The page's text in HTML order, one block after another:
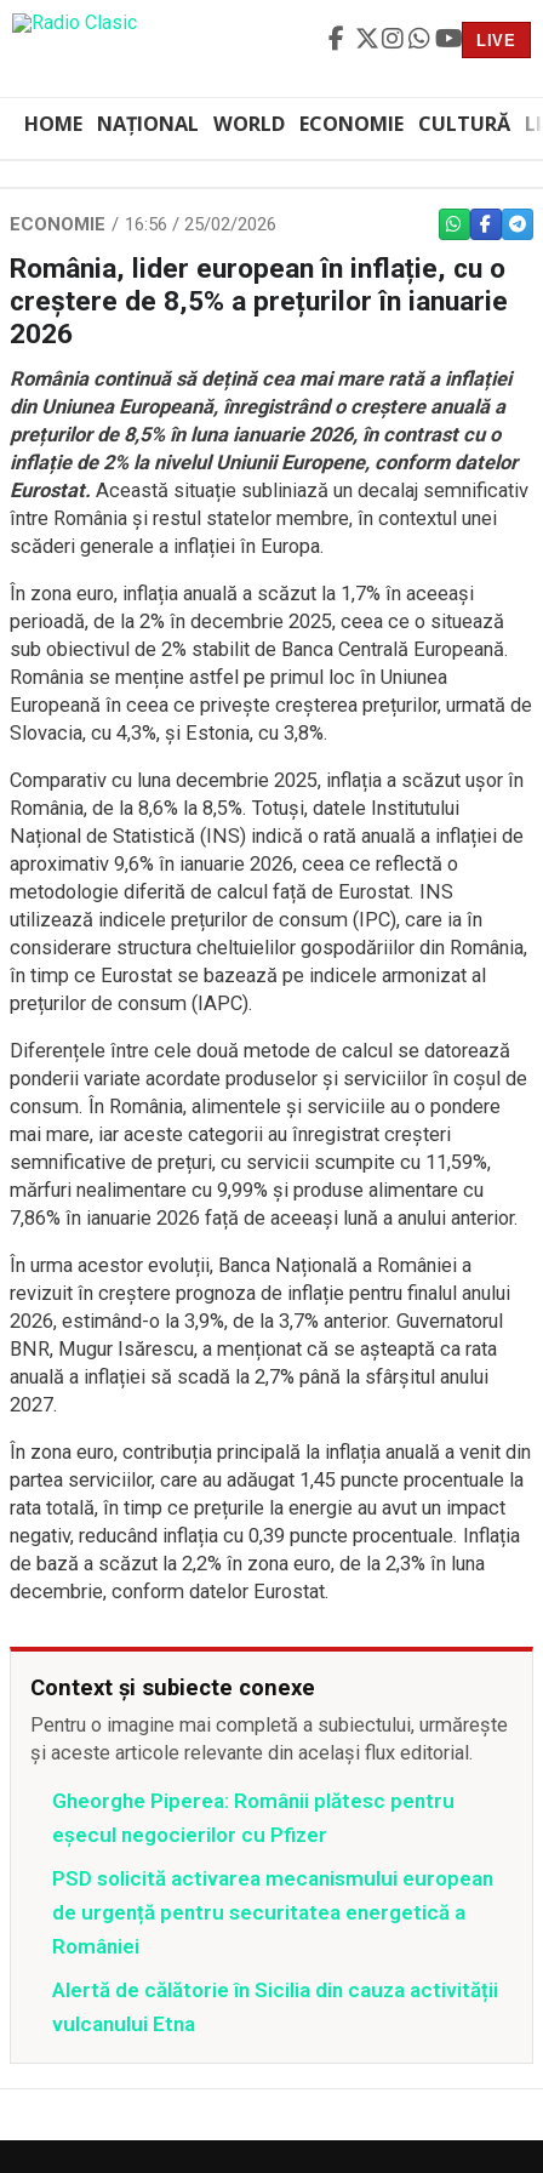
LIVE
HOME NAȚIONAL WORLD ECONOMIE CULTURĂ
ECONOMIE 16:56 / 25/02/2026 WHATSAPP
România, lider european în inflație, cu o
creștere de 8,5% a prețurilor în ianuarie
2026
România continuă să dețină cea mai mare rată a inflației
din Uniunea Europeană, înregistrând o creștere anuală a
prețurilor de 8,5% în luna ianuarie 2026, în contrast cu o
inflație de 2% la nivelul Uniunii Europene, conform datelor
Eurostat. Această situație subliniază un decalaj semnificativ
între România și restul statelor membre, în contextul unei
scăderi generale a inflației în Europa.
În zona euro, inflația anuală a scăzut la 1,7% în aceeași
perioadă, de la 2% în decembrie 2025, ceea ce o situează
sub obiectivul de 2% stabilit de Banca Centrală Europeană.
România se menține astfel pe primul loc în Uniunea
Europeană în ceea ce privește creșterea prețurilor, urmată de
Slovacia, cu 4,3%, și Estonia, cu 3,8%.
Comparativ cu luna decembrie 2025, inflația a scăzut ușor în
România, de la 8,6% la 8,5%. Totuși, datele Institutului
Național de Statistică (INS) indică o rată anuală a inflației de
aproximativ 9,6% în ianuarie 2026, ceea ce reflectă o
metodologie diferită de calcul față de Eurostat. INS
utilizează indicele prețurilor de consum (IPC), care ia în
considerare structura cheltuielilor gospodăriilor din România,
în timp ce Eurostat se bazează pe indicele armonizat al
prețurilor de consum (IAPC).
Diferențele între cele două metode de calcul se datorează
ponderii variate acordate produselor și serviciilor în coșul de
consum. În România, alimentele și serviciile au o pondere
mai mare, iar aceste categorii au înregistrat creșteri
semnificative de prețuri, cu servicii scumpite cu 11,59%,
mărfuri nealimentare cu 9,99% și produse alimentare cu
7,86% în ianuarie 2026 față de aceeași lună a anului anterior.
În urma acestor evoluții, Banca Națională a României a
revizuit în creștere prognoza de inflație pentru finalul anului
2026, estimând-o la 3,9%, de la 3,7% anterior. Guvernatorul
BNR, Mugur Isărescu, a menționat că se așteaptă ca rata
anuală a inflației să scadă la 2,7% până la sfârșitul anului
2027.
În zona euro, contribuția principală la inflația anuală a venit din
partea serviciilor, care au adăugat 1,45 puncte procentuale la
rata totală, în timp ce prețurile la energie au avut un impact
negativ, reducând inflația cu 0,39 puncte procentuale. Inflația
de bază a scăzut la 2,2% în zona euro, de la 2,3% în luna
decembrie, conform datelor Eurostat.
Context și subiecte conexe
Pentru o imagine mai completă a subiectului, urmărește
și aceste articole relevante din același flux editorial.
Gheorghe Piperea: Românii plătesc pentru
eșecul negocierilor cu Pfizer
PSD solicită activarea mecanismului european
de urgență pentru securitatea energetică a
României
Alertă de călătorie în Sicilia din cauza activității
vulcanului Etna